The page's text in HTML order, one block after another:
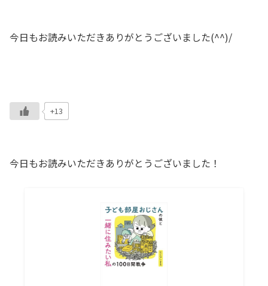
今日もお読みいただきありがとうございました(^^)/
+13
今日もお読みいただきありがとうございました！